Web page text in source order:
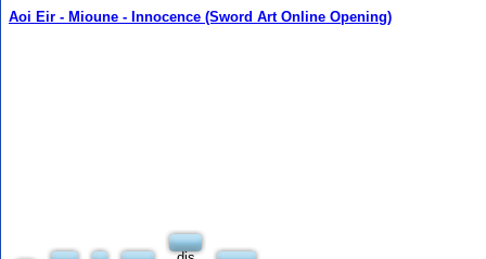
Aoi Eir - Mioune - Innocence (Sword Art Online Opening)